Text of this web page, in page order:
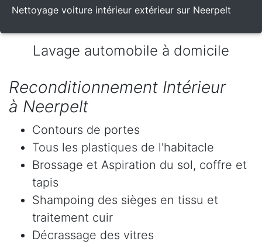
Nettoyage voiture intérieur extérieur sur Neerpelt
Lavage automobile à domicile
Reconditionnement Intérieur
à Neerpelt
Contours de portes
Tous les plastiques de l'habitacle
Brossage et Aspiration du sol, coffre et
tapis
Shampoing des sièges en tissu et
traitement cuir
Décrassage des vitres